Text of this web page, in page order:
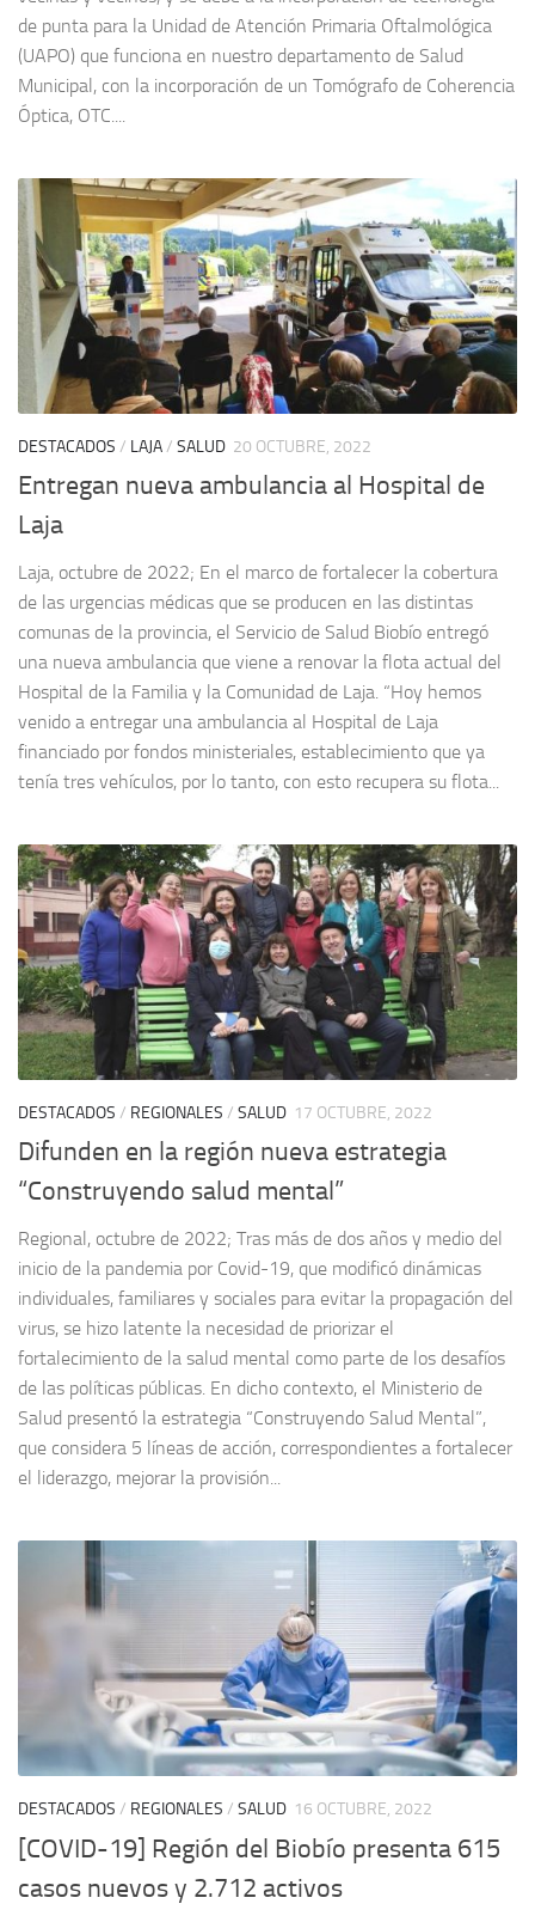
de punta para la Unidad de Atención Primaria Oftalmológica
(UAPO) que funciona en nuestro departamento de Salud
Municipal, con la incorporación de un Tomógrafo de Coherencia
Óptica, OTC....
DESTACADOS / LAJA/ SALUD 20 OCTUBRE, 2022
Entregan nueva ambulancia al Hospital de
Laja
Laja, octubre de 2022; En el marco de fortalecer la cobertura
de las urgencias médicas que se producen en las distintas
comunas de la provincia, el Servicio de Salud Biobío entregó
una nueva ambulancia que viene a renovar la flota actual del
Hospital de la Familia y la Comunidad de Laja. “Hoy hemos
venido a entregar una ambulancia al Hospital de Laja
financiado por fondos ministeriales, establecimiento que ya
tenía tres vehículos, por lo tanto, con esto recupera su flota...
DESTACADOS / REGIONALES / SALUD 17 OCTUBRE, 2022
Difunden en la región nueva estrategia
“Construyendo salud mental”
Regional, octubre de 2022; Tras más de dos años y medio del
inicio de la pandemia por Covid-19, que modificó dinámicas
individuales, familiares y sociales para evitar la propagación del
virus, se hizo latente la necesidad de priorizar el
fortalecimiento de la salud mental como parte de los desafíos
de las políticas públicas. En dicho contexto, el Ministerio de
Salud presentó la estrategia “Construyendo Salud Mental”,
que considera 5 líneas de acción, correspondientes a fortalecer
el liderazgo, mejorar la provisión...
DESTACADOS / REGIONALES / SALUD 16 OCTUBRE, 2022
[COVID-19] Región del Biobío presenta 615
casos nuevos y 2.712 activos